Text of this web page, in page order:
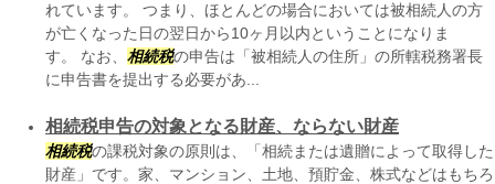
れています。 つまり、ほとんどの場合においては被相続人の方
が亡くなった日の翌日から10ヶ月以内ということになりま
す。 なお、 相続税の申告は「被相続人の住所」の所轄税務署長
に申告書を提出する必要があ...
相続税申告の対象となる財産、ならない財産
相続税の課税対象の原則は、「相続または遺贈によって取得した
財産」です。家、マンション、土地、預貯金、株式などはもちろ